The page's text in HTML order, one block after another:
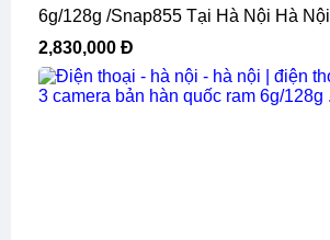
6g/128g /snap855 Tại Hà Nội Hà Nội
2,830,000 Đ